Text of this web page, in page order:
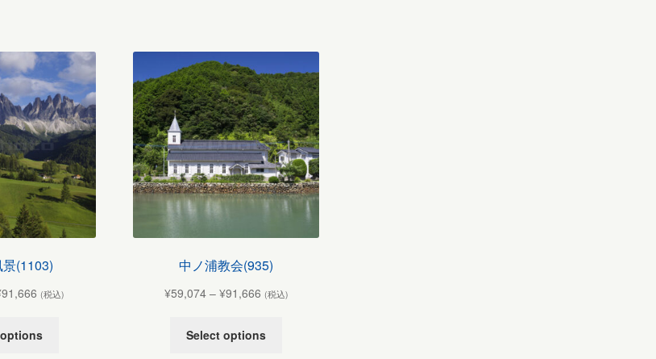
(1103)
91,666 (税込)
中ノ浦教会(935)
¥59,074– ¥91,666 (税込)
Select options